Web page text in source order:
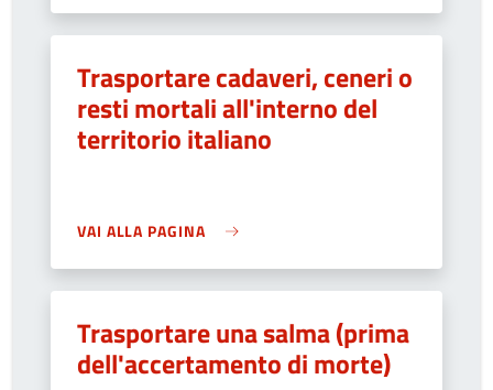
Trasportare cadaveri, ceneri o
resti mortali all'interno del
territorio italiano
VAI ALLA PAGINA
Trasportare una salma (prima
dell'accertamento di morte)